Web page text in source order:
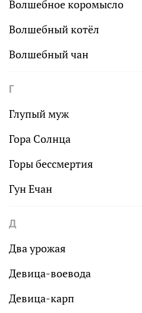
Волшебное коромысло
Волшебный котёл
Волшебный чан
Г
Глупый муж
Гора Солнца
Горы бессмертия
Гун Ечан
Д
Два урожая
Девица-воевода
Девица-карп